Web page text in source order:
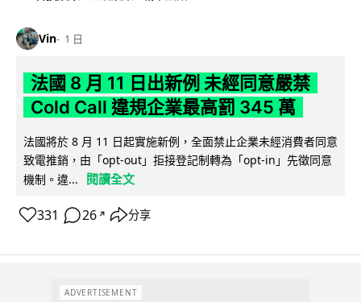
Vin 1 日
法國 8 月 11 日出新例 未經同意嚴禁
Cold Call 違規企業最高罰 345 萬
法國將於 8 月 11 日起實施新例，全面禁止企業未經消費者同意
致電推銷，由「opt-out」拒接登記制轉為「opt-in」先徵同意
機制。違...
閱讀全文
331 26 ↗ 分享
ADVERTISEMENT